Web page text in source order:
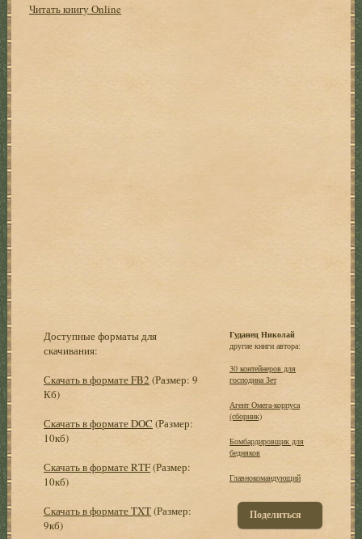
Читать книгу Online
Доступные форматы для
скачивания:
Скачать в формате FB2 (Размер: 9
Кб)
Скачать в формате DOC (Размер:
10кб)
Скачать в формате RTF(Размер:
10кб)
Скачать в формате TXT(Размер:
9кб)
Гуданец Николай
другие книги автора:
30 контейнеров для
господина Зет
Агент Омега-корпуса
(сборник)
Бомбардировщик для
бедняков
Главнокомандующий
Поделиться